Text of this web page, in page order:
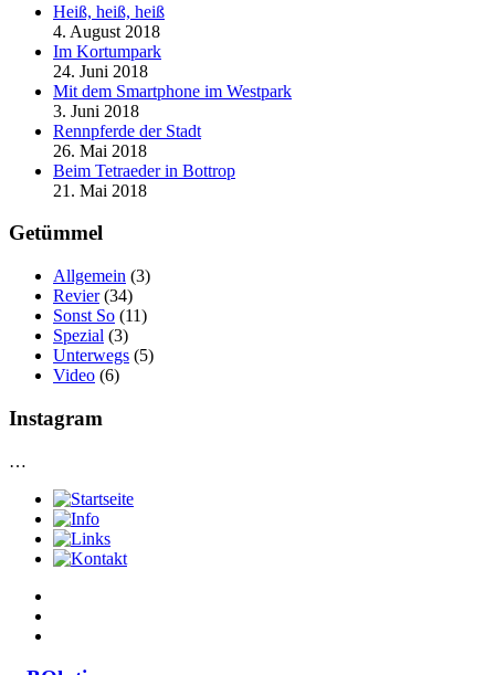
Heiß, heiß, heiß
4. August 2018
Im Kortumpark
24. Juni 2018
Mit dem Smartphone im Westpark
3. Juni 2018
Rennpferde der Stadt
26. Mai 2018
Beim Tetraeder in Bottrop
21. Mai 2018
Getümmel
Allgemein (3)
Revier (34)
Sonst So (11)
Spezial (3)
Unterwegs (5)
Video (6)
Instagram
…